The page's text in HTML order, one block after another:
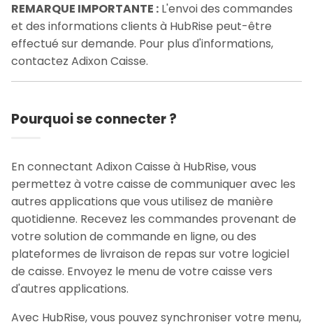
REMARQUE IMPORTANTE : L'envoi des commandes
et des informations clients à HubRise peut-être
effectué sur demande. Pour plus d'informations,
contactez Adixon Caisse.
Pourquoi se connecter ?
En connectant Adixon Caisse à HubRise, vous
permettez à votre caisse de communiquer avec les
autres applications que vous utilisez de manière
quotidienne. Recevez les commandes provenant de
votre solution de commande en ligne, ou des
plateformes de livraison de repas sur votre logiciel
de caisse. Envoyez le menu de votre caisse vers
d'autres applications.
Avec HubRise, vous pouvez synchroniser votre menu,